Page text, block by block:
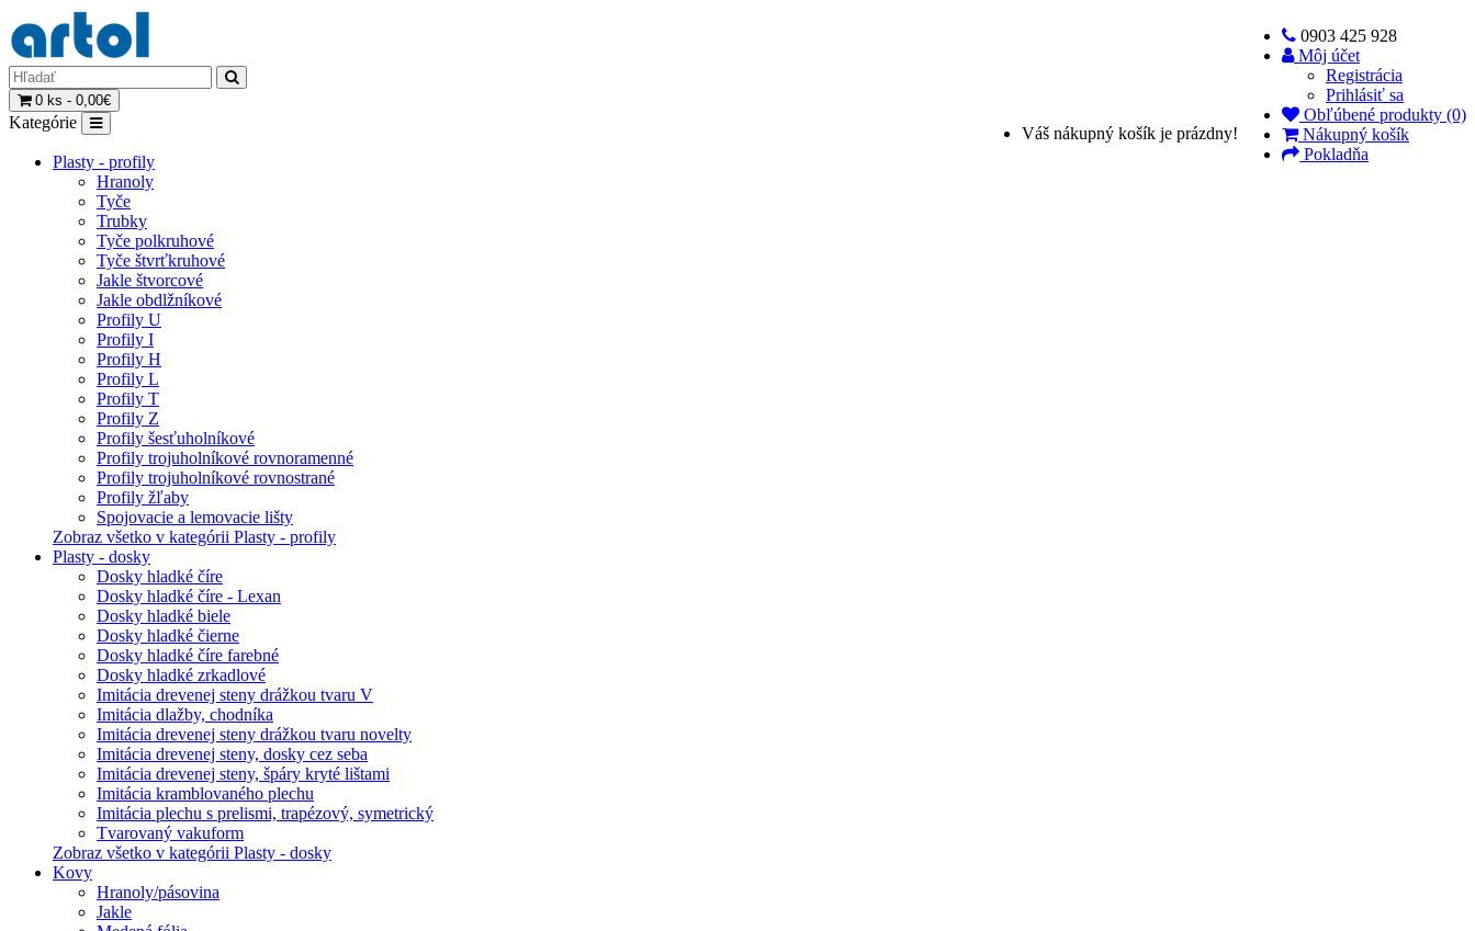
0903 425 928
Môj účet
Registrácia
Prihlásiť sa
Obľúbené produkty (0)
Nákupný košík
Pokladňa
0 ks - 0,00€
Váš nákupný košík je prázdny!
Kategórie
Plasty - profily
Hranoly
Tyče
Trubky
Tyče polkruhové
Tyče štvrťkruhové
Jakle štvorcové
Jakle obdlžníkové
Profily U
Profily I
Profily H
Profily L
Profily T
Profily Z
Profily šesťuholníkové
Profily trojuholníkové rovnoramenné
Profily trojuholníkové rovnostrané
Profily žľaby
Spojovacie a lemovacie lišty
Zobraz všetko v kategórii Plasty - profily
Plasty - dosky
Dosky hladké číre
Dosky hladké číre - Lexan
Dosky hladké biele
Dosky hladké čierne
Dosky hladké číre farebné
Dosky hladké zrkadlové
Imitácia drevenej steny drážkou tvaru V
Imitácia dlažby, chodníka
Imitácia drevenej steny drážkou tvaru novelty
Imitácia drevenej steny, dosky cez seba
Imitácia drevenej steny, špáry kryté lištami
Imitácia kramblovaného plechu
Imitácia plechu s prelismi, trapézový, symetrický
Tvarovaný vakuform
Zobraz všetko v kategórii Plasty - dosky
Kovy
Hranoly/pásovina
Jakle